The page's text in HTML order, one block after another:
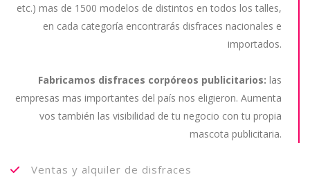
etc.) mas de 1500 modelos de distintos en todos los talles,
en cada categoría encontrarás disfraces nacionales e
importados.
Fabricamos disfraces corpóreos publicitarios: las
empresas mas importantes del país nos eligieron. Aumenta
vos también las visibilidad de tu negocio con tu propia
mascota publicitaria.
Ventas y alquiler de disfraces